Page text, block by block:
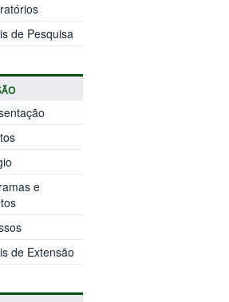
de Pesquisa
e
de Extensão